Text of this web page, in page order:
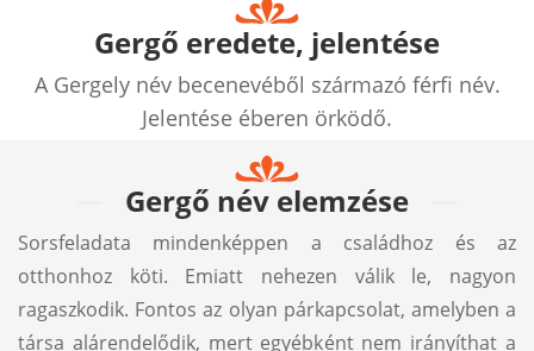
Gergő eredete, jelentése
A Gergely név becenevéből származó férfi név.
Jelentése éberen örködő.
Gergő név elemzése
Sorsfeladata mindenképpen a családhoz és az
otthonhoz köti. Emiatt nehezen válik le, nagyon
ragaszkodik. Fontos az olyan párkapcsolat, amelyben a
társa alárendelődik, mert egyébként nem irányíthat a